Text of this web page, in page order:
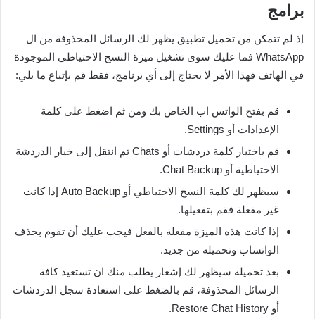
برامج
إذ لم تتمكن من تحميل تطبيق يظهر لك الرسائل المحذوفة من ال
WhatsApp فما عليك سوى تشغيل ميزة النسج الاحتياطي الموجودة
في الهاتف فهذا الأمر لا يحتاج إلى أي برنامج، فقط قم بإتباع ما يلي:
قم بفتح الواتس اب الخاص بك ومن ثم اضغط على كلمة
الإعدادات أو Settings.
قم باختيار كلمة دردشات أو Chats ثم انتقل إلى خيار الدردشة
الاحتياطية أو Chat Backup.
سيظهر لك كلمة النسخ الاحتياطي أو Auto Backup إذا كانت
غير مفعلة فقم بتفعيلها.
إذا كانت هذه الميزة مفعلة بالفعل فيجب عليك أن تقوم بحذف
الواتساب وتحميله من جديد.
بعد تحميله سيظهر لك إشعار يطلب منك ان تستعيد كافة
الرسائل المحذوفة، قم بالضغط على استعادة سجل الدردشات
أو Restore Chat History.